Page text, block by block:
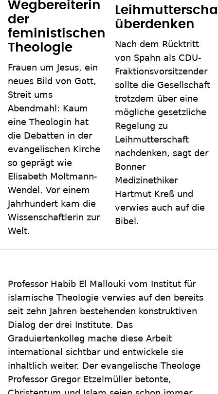
Wegbereiterin
der
feministischen
Theologie
Frauen um Jesus, ein
neues Bild von Gott,
Streit ums
Abendmahl: Kaum
eine Theologin hat
die Debatten in der
evangelischen Kirche
so geprägt wie
Elisabeth Moltmann-
Wendel. Vor einem
Jahrhundert kam die
Wissenschaftlerin zur
Welt.
überdenken
Nach dem Rücktritt
von Spahn als CDU-
Fraktionsvorsitzender
sollte die Gesellschaft
trotzdem über eine
mögliche gesetzliche
Regelung zu
Leihmutterschaft
nachdenken, sagt der
Bonner
Medizinethiker
Hartmut Kreß und
verwies auch auf die
Bibel.
Professor Habib El Mallouki vom Institut für
islamische Theologie verwies auf den bereits
seit zehn Jahren bestehenden konstruktiven
Dialog der drei Institute. Das
Graduiertenkolleg mache diese Arbeit
international sichtbar und entwickele sie
inhaltlich weiter. Der evangelische Theologe
Professor Gregor Etzelmüller betonte,